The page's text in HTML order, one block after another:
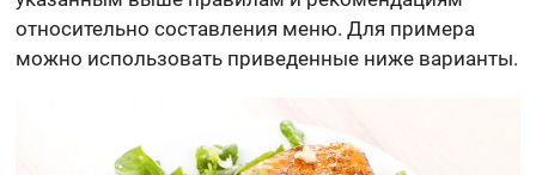
относительно составления меню. Для примера
можно использовать приведенные ниже варианты.